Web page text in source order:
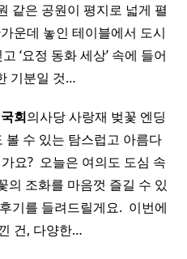
같은 공원이 평지로 넓게 펼
운데 놓인 테이블에서 도시
‘요정 동화 세상’ 속에 들어
기분일 것…
국회의사당 사랑재 벚꽃 엔딩
볼 수 있는 탐스럽고 아름다
요? ​ ​오늘은 여의도 도심 속
의 조화를 마음껏 즐길 수 있
기를 들려드릴게요. ​ 이번에
건, 다양한…